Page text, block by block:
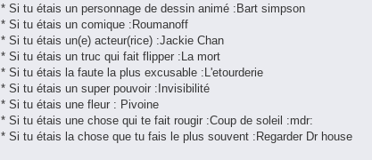
* Si tu étais un personnage de dessin animé :Bart simpson
* Si tu étais un comique :Roumanoff
* Si tu étais un(e) acteur(rice) :Jackie Chan
* Si tu étais un truc qui fait flipper :La mort
* Si tu étais la faute la plus excusable :L'etourderie
* Si tu étais un super pouvoir :Invisibilité
* Si tu étais une fleur : Pivoine
* Si tu étais une chose qui te fait rougir :Coup de soleil :mdr:
* Si tu étais la chose que tu fais le plus souvent :Regarder Dr house